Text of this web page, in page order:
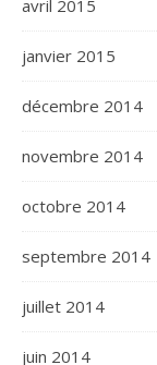
avril 2015
janvier 2015
décembre 2014
novembre 2014
octobre 2014
septembre 2014
juillet 2014
juin 2014